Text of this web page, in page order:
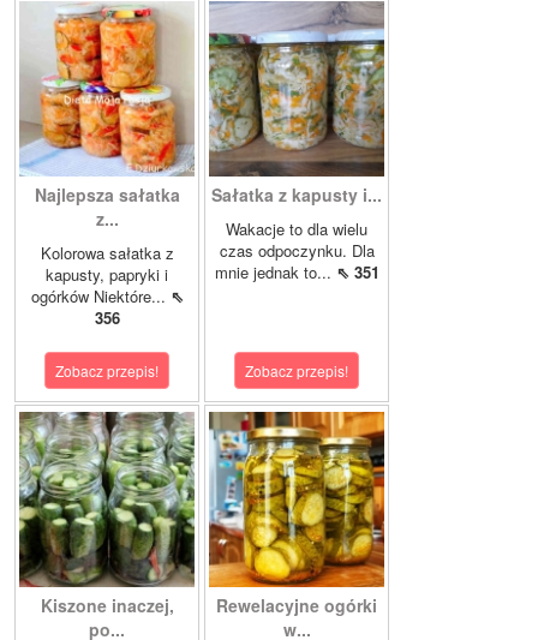
Najlepsza sałatka
z...
Kolorowa sałatka z
kapusty, papryki i
ogórków Niektóre... ⇖
356
Zobacz przepis!
Sałatka z kapusty i...
Wakacje to dla wielu
czas odpoczynku. Dla
mnie jednak to... ⇖ 351
Zobacz przepis!
Kiszone inaczej,
po...
Rewelacyjne ogórki
w...